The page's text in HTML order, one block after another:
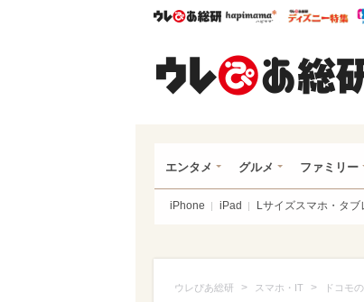
ウレぴあ総研ハピママ*
エンタメ グルメ ファミリー
iPhone iPad Lサイズスマホ・タブ
ウレぴあ総研 > スマホ・IT > ドコモ